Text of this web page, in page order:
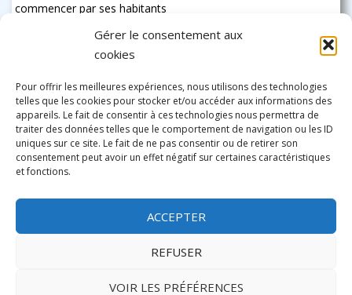
Gérer le consentement aux
cookies
Pour offrir les meilleures expériences, nous utilisons des technologies
telles que les cookies pour stocker et/ou accéder aux informations des
appareils. Le fait de consentir à ces technologies nous permettra de
traiter des données telles que le comportement de navigation ou les ID
uniques sur ce site. Le fait de ne pas consentir ou de retirer son
consentement peut avoir un effet négatif sur certaines caractéristiques
et fonctions.
ACCEPTER
REFUSER
VOIR LES PRÉFÉRENCES
commencer par ses habitants